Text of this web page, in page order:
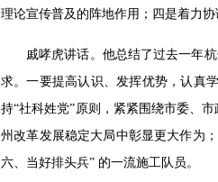
理论宣传普及的阵地作用；四是着力
戚哮虎讲话。他总结了过去一年
求。一要提高认识、发挥优势，认真
持“社科姓党”原则，紧紧围绕市委、
州改革发展稳定大局中彰显更大作为
六、当好排头兵” 的一流施工队员。